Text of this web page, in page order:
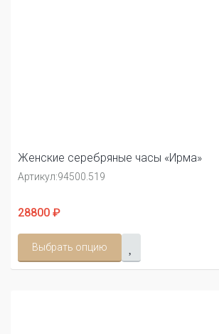
Женские серебряные часы «Ирма»
Артикул:94500.519
28800 ₽
Выбрать опцию